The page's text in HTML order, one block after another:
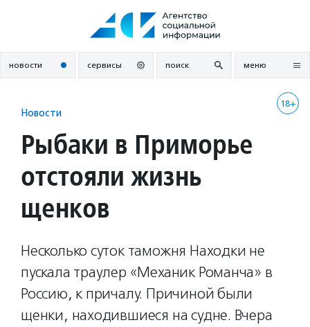
новости сервисы поиск меню
18+
Новости
Рыбаки в Приморье
отстояли жизнь
щенков
Несколько суток таможня Находки не
пускала траулер «Механик Романча» в
Россию, к причалу. Причиной были
щенки, находившиеся на судне. Вчера